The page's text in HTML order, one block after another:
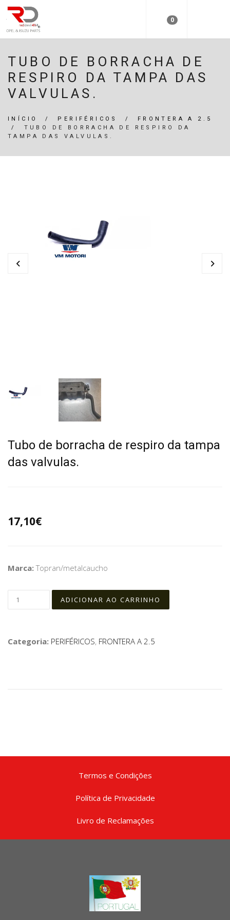
0
TUBO DE BORRACHA DE
RESPIRO DA TAMPA DAS
VALVULAS.
INÍCIO / PERIFÉRICOS / FRONTERA A 2.5
/ TUBO DE BORRACHA DE RESPIRO DA
TAMPA DAS VALVULAS.
Tubo de borracha de respiro da tampa
das valvulas.
17,10€
Marca:Topran/metalcaucho
Categoria: PERIFÉRICOS, FRONTERA A 2.5
Termos e Condições
Política de Privacidade
Livro de Reclamações